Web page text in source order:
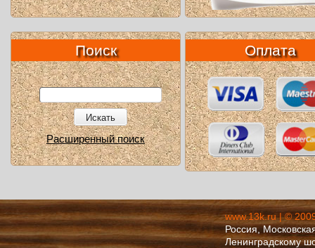
Поиск
Искать
Расширенный поиск
Оплата
www.13k.ru | ©
Россия,
Ленинградскому